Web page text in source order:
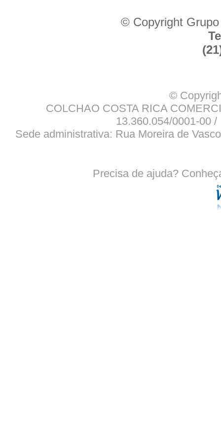
© Copyright
©
COLCHAO COSTA RICA
13.360.054/0001-00
Sede administrativa: Rua Moreira de
Precisa de ajuda?